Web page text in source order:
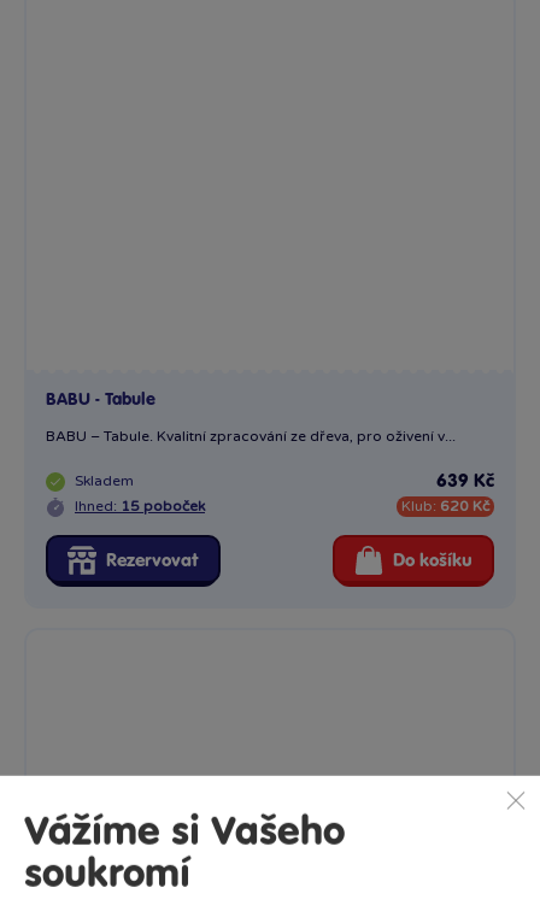
BABU - Tabule
BABU – Tabule. Kvalitní zpracování ze dřeva, pro oživení v...
Skladem
Ihned: 15 poboček
639 Kč
Klub: 620 Kč
Rezervovat Do košíku
Vážíme si Vašeho
soukromí